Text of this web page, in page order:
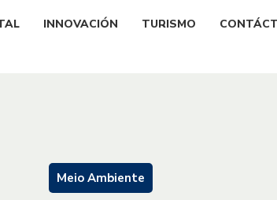
INNOVACIÓN TURISMO
Meio Ambiente